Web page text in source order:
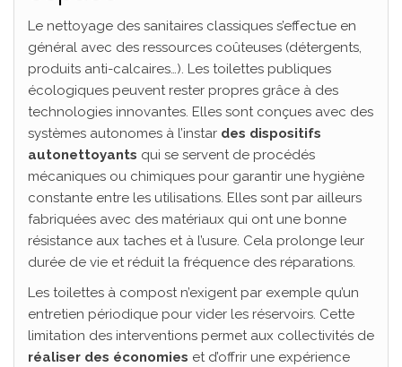
Le nettoyage des sanitaires classiques s’effectue en
général avec des ressources coûteuses (détergents,
produits anti-calcaires…). Les toilettes publiques
écologiques peuvent rester propres grâce à des
technologies innovantes. Elles sont conçues avec des
systèmes autonomes à l’instar des dispositifs
autonettoyants qui se servent de procédés
mécaniques ou chimiques pour garantir une hygiène
constante entre les utilisations. Elles sont par ailleurs
fabriquées avec des matériaux qui ont une bonne
résistance aux taches et à l’usure. Cela prolonge leur
durée de vie et réduit la fréquence des réparations.
Les toilettes à compost n’exigent par exemple qu’un
entretien périodique pour vider les réservoirs. Cette
limitation des interventions permet aux collectivités de
réaliser des économies et d’offrir une expérience